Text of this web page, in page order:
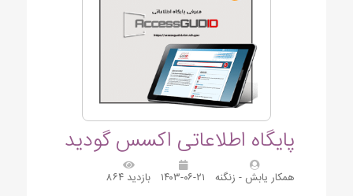
پایگاه اطلاعاتی اکسس گودید
همکار یابش - زنگنه ۱۴۰۳-۰۶-۲۱ بازدید ۸۶۴